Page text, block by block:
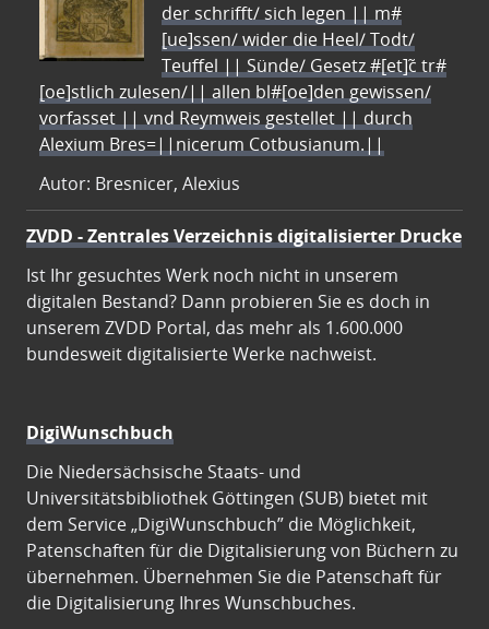
der schrifft/ sich legen || m#
[ue]ssen/ wider die Heel/ Todt/
Teuffel || Sünde/ Gesetz #[et]c̃ tr#
[oe]stlich zulesen/|| allen bl#[oe]den gewissen/
vorfasset || vnd Reymweis gestellet || durch
Alexium Bres=||nicerum Cotbusianum.||
Autor: Bresnicer, Alexius
ZVDD - Zentrales Verzeichnis digitalisierter Drucke
Ist Ihr gesuchtes Werk noch nicht in unserem
digitalen Bestand? Dann probieren Sie es doch in
unserem ZVDD Portal, das mehr als 1.600.000
bundesweit digitalisierte Werke nachweist.
DigiWunschbuch
Die Niedersächsische Staats- und
Universitätsbibliothek Göttingen (SUB) bietet mit
dem Service „DigiWunschbuch” die Möglichkeit,
Patenschaften für die Digitalisierung von Büchern zu
übernehmen. Übernehmen Sie die Patenschaft für
die Digitalisierung Ihres Wunschbuches.